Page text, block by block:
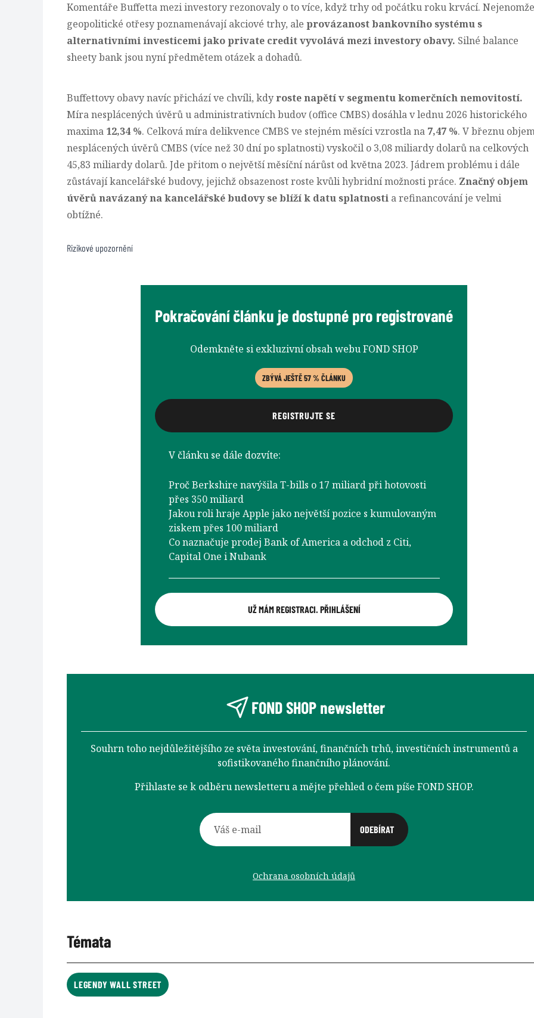
Komentáře Buffetta mezi investory rezonovaly o to více, když trhy od počátku roku krvácí. Nejenomže
geopolitické otřesy poznamenávají akciové trhy, ale provázanost bankovního systému s
alternativními investicemi jako private credit vyvolává mezi investory obavy. Silné balance
sheety bank jsou nyní předmětem otázek a dohadů.
Buffettovy obavy navíc přichází ve chvíli, kdyroste napětí v segmentu komerčních nemovitostí.
Míra nesplácených úvěrů u administrativních budov (office CMBS) dosáhla v lednu 2026 historického
maxima 12,34 %. Celková míra delikvence CMBS ve stejném měsíci vzrostla na 7,47 %. V březnu
nesplácených úvěrů CMBS (více než 30 dní po splatnosti) vyskočil o 3,08 miliardy dolarů na celkových
45,83 miliardy dolarů. Jde přitom o největší měsíční nárůst od května 2023. Jádrem problému i dále
zůstávají kancelářské budovy, jejichž obsazenost roste kvůli hybridní možnosti práce. Značný objem
úvěrů navázaný na kancelářské budovy se blíží k datu splatnosti a refinancování je velmi
obtížné.
Rizikové upozornění
Pokračování článku je dostupné pro registrované
Odemkněte si exkluzivní obsah webu FOND SHOP
ZBÝVÁ JEŠTĚ 57 % ČLÁNKU
REGISTRUJTE SE
V článku se dále dozvíte:
Proč Berkshire navýšila T-bills o 17 miliard při hotovosti
přes 350 miliard
Jakou roli hraje Apple jako největší pozice s kumulovaným
ziskem přes 100 miliard
Co naznačuje prodej Bank of America a odchod z Citi,
Capital One i Nubank
UŽ MÁM REGISTRACI. PŘIHLÁŠENÍ
FOND SHOP newsletter
Souhrn toho nejdůležitějšího ze světa investování, finančních trhů, investičních instrumentů a
sofistikovaného finančního plánování.
Přihlaste se k odběru newsletteru a mějte přehled o čem píše FOND SHOP.
Ochrana osobních údajů
Témata
LEGENDY WALL STREET